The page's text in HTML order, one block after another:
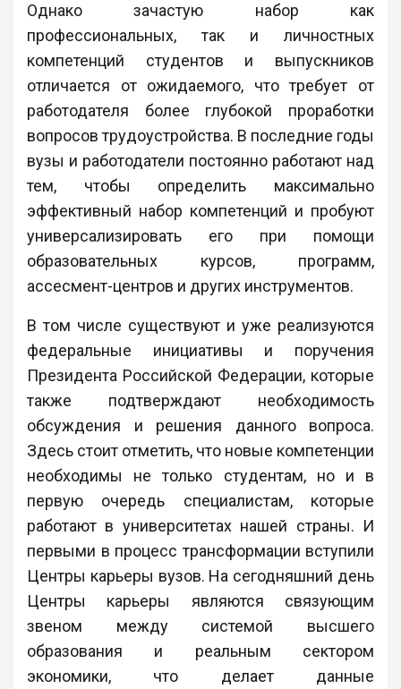
Однако зачастую набор как
профессиональных, так и личностных
компетенций студентов и выпускников
отличается от ожидаемого, что требует от
работодателя более глубокой проработки
вопросов трудоустройства. В последние годы
вузы и работодатели постоянно работают над
тем, чтобы определить максимально
эффективный набор компетенций и пробуют
универсализировать его при помощи
образовательных курсов, программ,
ассесмент-центров и других инструментов.
В том числе существуют и уже реализуются
федеральные инициативы и поручения
Президента Российской Федерации, которые
также подтверждают необходимость
обсуждения и решения данного вопроса.
Здесь стоит отметить, что новые компетенции
необходимы не только студентам, но и в
первую очередь специалистам, которые
работают в университетах нашей страны. И
первыми в процесс трансформации вступили
Центры карьеры вузов. На сегодняшний день
Центры карьеры являются связующим
звеном между системой высшего
образования и реальным сектором
экономики, что делает данные